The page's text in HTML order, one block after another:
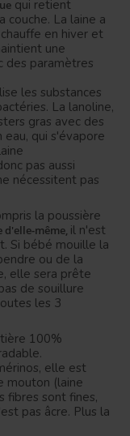
qui retient
couche. La laine a
en hiver et
une
des paramètres
les substances
La lanoline,
gras avec des
qui s'évapore
pas aussi
nécessitent pas
la poussière
d'elle-même, il n'est
Si bébé mouille la
ou de la
elle sera prête
de souillure
les 3
100%
elle est
mouton (laine
fibres sont fines,
pas âcre. Plus la